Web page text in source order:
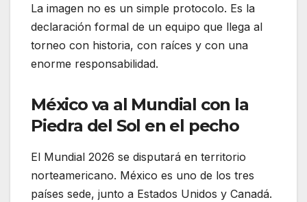
La imagen no es un simple protocolo. Es la
declaración formal de un equipo que llega al
torneo con historia, con raíces y con una
enorme responsabilidad.
México va al Mundial con la
Piedra del Sol en el pecho
El Mundial 2026 se disputará en territorio
norteamericano. México es uno de los tres
países sede, junto a Estados Unidos y Canadá.